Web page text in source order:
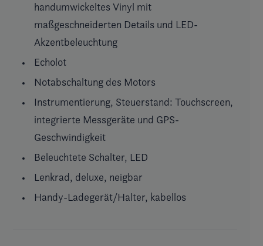
handumwickeltes Vinyl mit
maßgeschneiderten Details und LED-
Akzentbeleuchtung
Echolot
Notabschaltung des Motors
Instrumentierung, Steuerstand: Touchscreen,
integrierte Messgeräte und GPS-
Geschwindigkeit
Beleuchtete Schalter, LED
Lenkrad, deluxe, neigbar
Handy-Ladegerät/Halter, kabellos